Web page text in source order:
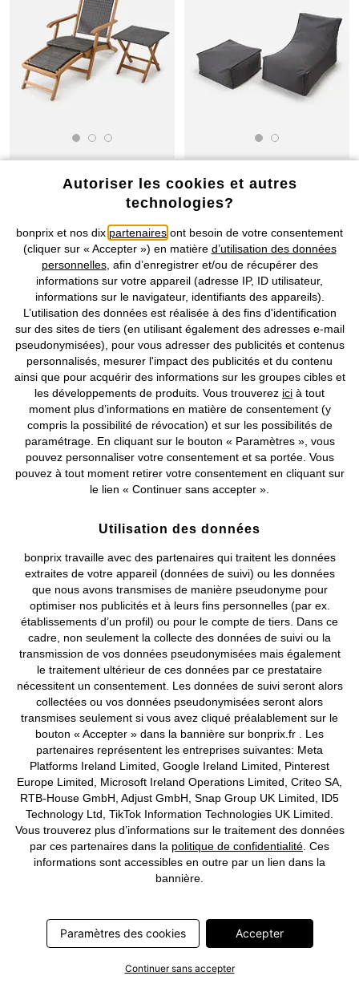
Mobilier de jardin (2 pces)
CHF 219,95 CHF 449,95-51%
Fauteuil de jardin
CHF 189,95CHF 369,95-48%
BONS PLANS
Salon de jardin (5 pièces)
CHF 189,95CHF 379,95-50%
BONS PLANS
Set de vases
CHF 16,95CHF 38,95-56%
BONS PLANS
Serviette de toilette
CHF 15,95
BONS PLANS
Serviette de toilette en coton
à partir de
Autoriser les cookies et autres
technologies?
bonprix et nos dix partenaires ont besoin de votre consentement
(cliquer sur « Accepter ») en matière d’utilisation des données
personnelles, afin d’enregistrer et/ou de récupérer des
informations sur votre appareil (adresse IP, ID utilisateur,
informations sur le navigateur, identifiants des appareils).
L’utilisation des données est réalisée à des fins d'identification
sur des sites de tiers (en utilisant également des adresses e-mail
pseudonymisées), pour vous adresser des publicités et contenus
personnalisés, mesurer l'impact des publicités et du contenu
ainsi que pour acquérir des informations sur les groupes cibles et
les développements de produits. Vous trouverez ici à tout
moment plus d’informations en matière de consentement (y
compris la possibilité de révocation) et sur les possibilités de
paramétrage. En cliquant sur le bouton « Paramètres », vous
pouvez personnaliser votre consentement et sa portée. Vous
pouvez à tout moment retirer votre consentement en cliquant sur
le lien « Continuer sans accepter ».
Utilisation des données
bonprix travaille avec des partenaires qui traitent les données
extraites de votre appareil (données de suivi) ou les données
que nous avons transmises de manière pseudonyme pour
optimiser nos publicités et à leurs fins personnelles (par ex.
établissements d’un profil) ou pour le compte de tiers. Dans ce
cadre, non seulement la collecte des données de suivi ou la
transmission de vos données pseudonymisées mais également
le traitement ultérieur de ces données par ce prestataire
nécessitent un consentement. Les données de suivi seront alors
collectées ou vos données pseudonymisées seront alors
transmises seulement si vous avez cliqué préalablement sur le
bouton « Accepter » dans la bannière sur bonprix.fr . Les
partenaires représentent les entreprises suivantes: Meta
Platforms Ireland Limited, Google Ireland Limited, Pinterest
Europe Limited, Microsoft Ireland Operations Limited, Criteo SA,
RTB-House GmbH, Adjust GmbH, Snap Group UK Limited, ID5
Technology Ltd, TikTok Information Technologies UK Limited.
Vous trouverez plus d’informations sur le traitement des données
par ces partenaires dans la politique de confidentialité . Ces
informations sont accessibles en outre par un lien dans la
bannière.
Paramètres des cookies Accepter
Continuer sans accepter